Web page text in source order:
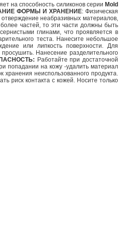
на способность силиконов серии Mold
ФОРМЫ И ХРАНЕНИЕ: Физическая
неабразивных материалов,
частей, то эти части должны быть
глинами, что проявляется в
теста. Нанесите небольшое
или липкость поверхности. Для
Нанесение разделительного
Работайте при достаточной
попадании на кожу -удалить материал
неиспользованного продукта.
риск контакта с кожей. Носите только